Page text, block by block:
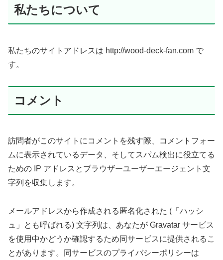
私たちについて
私たちのサイトアドレスは http://wood-deck-fan.com で
す。
コメント
訪問者がこのサイトにコメントを残す際、コメントフォー
ムに表示されているデータ、そしてスパム検出に役立てる
ための IP アドレスとブラウザーユーザーエージェント文
字列を収集します。
メールアドレスから作成される匿名化された (「ハッシ
ュ」とも呼ばれる) 文字列は、あなたが Gravatar サービス
を使用中かどうか確認するため同サービスに提供されるこ
とがあります。同サービスのプライバシーポリシーは